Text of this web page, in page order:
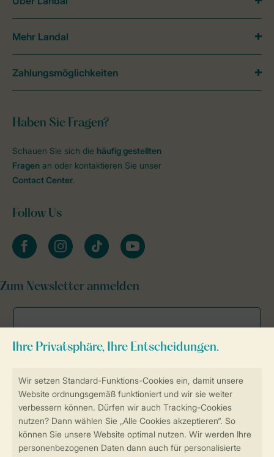
Sicher und schnell zur Online-Buchung
Sichere Datenübertragung
Sicheres Bezahlen
Haben Sie Fragen?
Schauen Sie sich die häufig gestellten
Fragen an oder kontaktieren Sie unser
Contact Center.
Follow Us
facebookinstagramtiktok youtube
Zum Newsletter anmelden
Mehr Landal
Zahlungsmöglichkeiten